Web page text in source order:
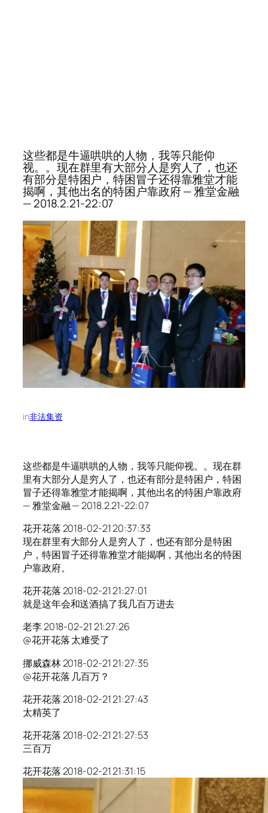
这些都是牛逼哄哄的人物，我等只能仰
视。。现在群里有大部分人是穷人了，也还
有部分是特困户，特困冒子还得靠雅堂才能
揭啊，其他出名的特困户靠政府 — 雅堂金融
— 2018.2.21-22:07
in非法集资
这些都是牛逼哄哄的人物，我等只能仰视。。现在群
里有大部分人是穷人了，也还有部分是特困户，特困
冒子还得靠雅堂才能揭啊，其他出名的特困户靠政府
— 雅堂金融 — 2018.2.21-22:07
花开花落 2018-02-21 20:37:33
现在群里有大部分人是穷人了，也还有部分是特困
户，特困冒子还得靠雅堂才能揭啊，其他出名的特困
户靠政府。
花开花落 2018-02-21 21:27:01
就是这年会和送酒搞了我几百万进去
老李 2018-02-21 21:27:26
@花开花落 太难受了
挪威森林 2018-02-21 21:27:35
@花开花落 几百万？
花开花落 2018-02-21 21:27:43
太精英了
花开花落 2018-02-21 21:27:53
三百万
花开花落 2018-02-21 21:31:15